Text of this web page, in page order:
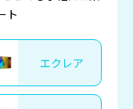
ト
エクレア